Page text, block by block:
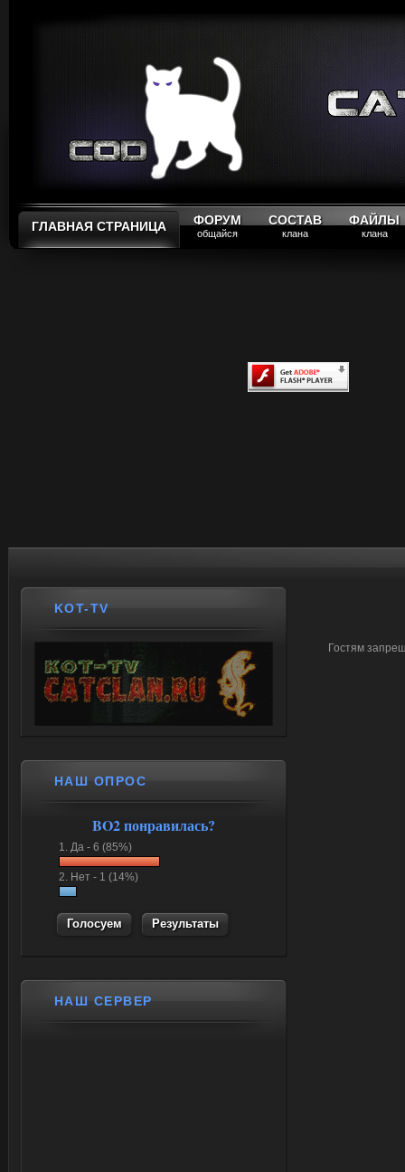
ГЛАВНАЯ СТРАНИЦА ФОРУМ
общайся
СОСТАВ
клана
ФАЙЛЫ
клана
Гостям
KOT-TV
НАШ ОПРОС
BO2 понравилась?
1. Да - 6 (85%)
2. Нет - 1 (14%)
Результаты
НАШ СЕРВЕР